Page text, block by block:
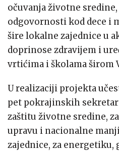
očuvanja životne
odgovornosti kod dece i
šire lokalne zajednice u
doprinose zdravijem i
vrtićima i školama širom
U realizaciji projekta
pet pokrajinskih
zaštitu životne sredine,
upravu i nacionalne
zajednice, za energetiku,